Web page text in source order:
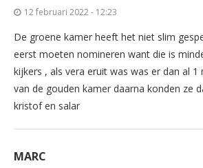
12 februari 2022 - 12:23
De groene kamer heeft het niet slim
eerst moeten nomineren want die is
kijkers , als vera eruit was was er dan al
van de gouden kamer daarna konden ze
kristof en salar
MARC